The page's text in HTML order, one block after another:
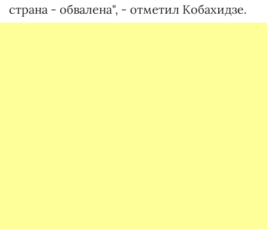
страна - обвалена", - отметил Кобахидзе.